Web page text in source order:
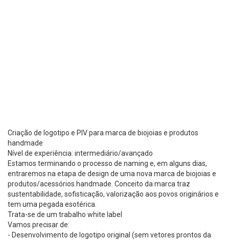
Criação de logotipo e PIV para marca de biojoias e produtos
handmade
Nível de experiência: intermediário/avançado
Estamos terminando o processo de naming e, em alguns dias,
entraremos na etapa de design de uma nova marca de biojoias e
produtos/acessórios handmade. Conceito da marca traz
sustentabilidade, sofisticação, valorização aos povos originários e
tem uma pegada esotérica.
Trata-se de um trabalho white label
Vamos precisar de:
- Desenvolvimento de logotipo original (sem vetores prontos da